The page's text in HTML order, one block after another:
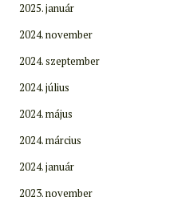
2025. január
2024. november
2024. szeptember
2024. július
2024. május
2024. március
2024. január
2023. november